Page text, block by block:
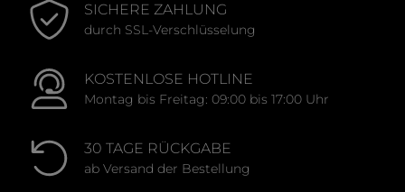
SICHERE ZAHLUNG
durch SSL-Verschlüsselung
KOSTENLOSE HOTLINE
Montag bis Freitag: 09:00 bis 17:00 Uhr
30 TAGE RÜCKGABE
ab Versand der Bestellung